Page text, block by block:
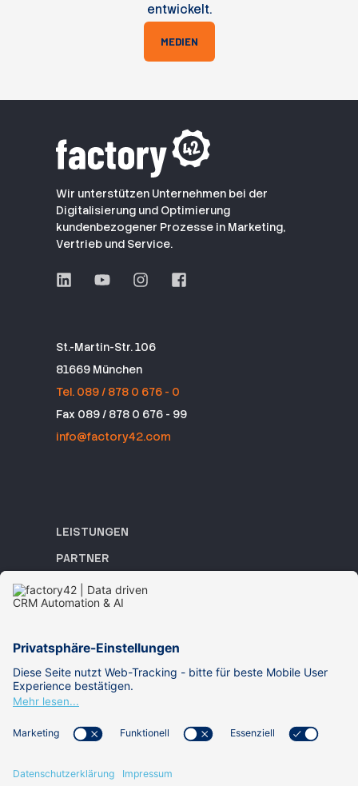
entwickelt.
MEDIEN
Wir unterstützen Unternehmen bei der
Digitalisierung und Optimierung
kundenbezogener Prozesse in Marketing,
Vertrieb und Service.
St.-Martin-Str. 106
81669 München
Tel. 089 / 878 0 676 - 0
Fax 089 / 878 0 676 - 99
info@factory42.com
LEISTUNGEN
PARTNER
REFERENZEN
ACADEMY
WISSEN
ÜBER UNS
KARRIERE